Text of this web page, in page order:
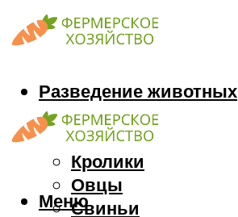
Разведение животных
Козы
Кони
Кролики
Овцы
Свиньи
Меню